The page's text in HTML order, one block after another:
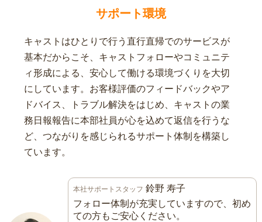
サポート環境
キャストはひとりで行う直行直帰でのサービスが
基本だからこそ、キャストフォローやコミュニテ
ィ形成による、安心して働ける環境づくりを大切
にしています。お客様評価のフィードバックやア
ドバイス、トラブル解決をはじめ、キャストの業
務日報報告に本部社員が心を込めて返信を行うな
ど、つながりを感じられるサポート体制を構築し
ています。
本社サポートスタッフ 鈴野 寿子
フォロー体制が充実していますので、初め
ての方もご安心ください。